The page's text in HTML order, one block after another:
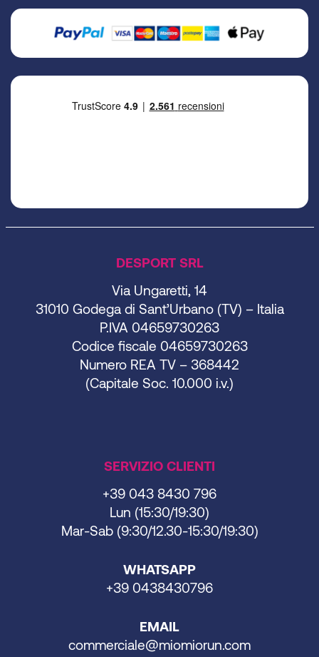
DESPORT SRL
Via Ungaretti, 14
31010 Godega di Sant’Urbano (TV) – Italia
P.IVA 04659730263
Codice fiscale 04659730263
Numero REA TV – 368442
(Capitale Soc. 10.000 i.v.)
SERVIZIO CLIENTI
+39 043 8430 796
Lun (15:30/19:30)
Mar-Sab (9:30/12.30-15:30/19:30)
WHATSAPP
+39 0438430796
EMAIL
commerciale@miomiorun.com